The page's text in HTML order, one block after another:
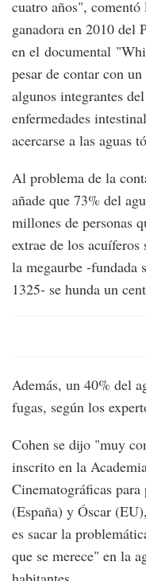
cuatro años",
ganadora en 2010 del
en el documental
pesar de contar con
algunos integrantes
enfermedades
acercarse a las aguas
Al problema de la
añade que 73% del
millones de personas
extrae de los acuíferos
la megaurbe -fundada
1325- se hunda un
Además, un 40% del
fugas, según los
Cohen se dijo "muy
inscrito en la
Cinematográficas
(España) y Óscar
es sacar la
que se merece" en la